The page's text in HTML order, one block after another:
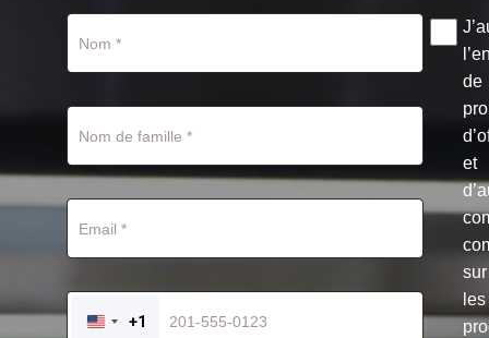
UNITED
+1
de
et
sur
les